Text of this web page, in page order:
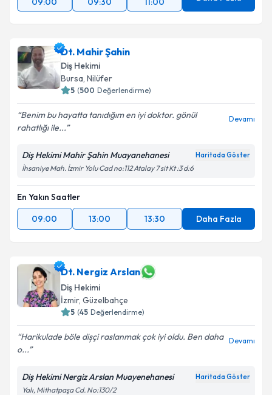
Dt. Mahir Şahin
Diş Hekimi
Bursa, Nilüfer
5 (500 Değerlendirme)
Benim bu hayatta tanıdığım en iyi doktor. gönül
rahatlığı ile...
Devamı
Diş Hekimi Mahir Şahin Muayanehanesi Haritada Göster
İhsaniye Mah. İzmir Yolu Cad no:112 Atalay 7 sit Kt :3 d:6
En Yakın Saatler
09:00
13:00 13:30 Daha Fazla
Dt. Nergiz Arslan
Diş Hekimi
İzmir, Güzelbahçe
5 (45 Değerlendirme)
Harikulade böle dișçi raslanmak çok iyi oldu. Ben daha
o...
Devamı
Diş Hekimi Nergiz Arslan Muayenehanesi Haritada Göster
Yalı, Mithatpaşa Cd. No:130/2